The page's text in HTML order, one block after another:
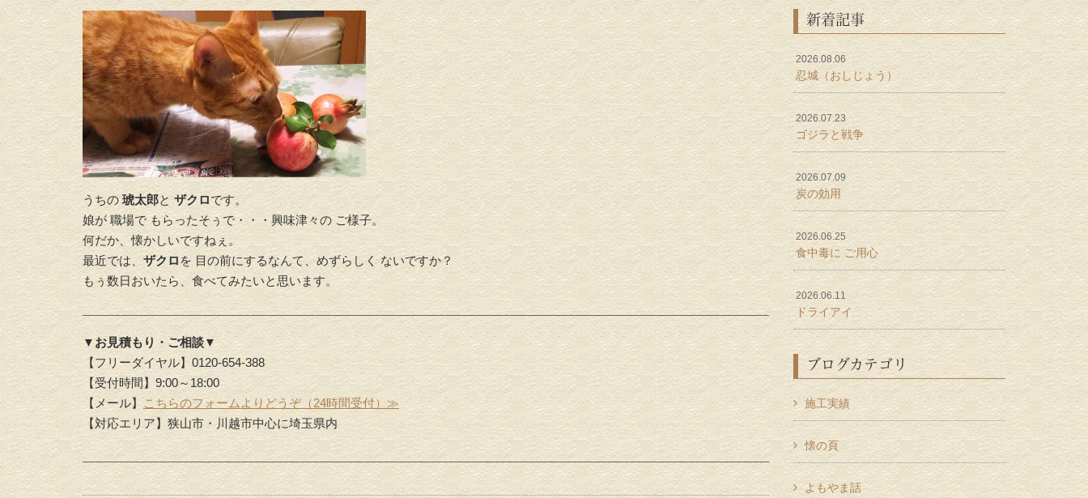
うちの琥太郎とザクロです。
娘が 職場で もらったそぅで・・・興味津々の ご様子。
何だか、懐かしいですねぇ。
最近では、 ザクロを 目の前にするなんて、めずらしく ないですか？
もぅ数日おいたら、食べてみたいと思います。
▼お見積もり・ご相談▼
【フリーダイヤル】0120-654-388
【受付時間】9:00～18:00
【メール】こちらのフォームよりどうぞ（24時間受付）≫
【対応エリア】狭山市・川越市中心に埼玉県内
新着記事
2026.08.06
忍城（おしじょう）
2026.07.23
ゴジラと戦争
2026.07.09
炭の効用
2026.06.25
食中毒に ご用心
2026.06.11
ドライアイ
ブログカテゴリ
施工実績
懐の頁
よもやま話